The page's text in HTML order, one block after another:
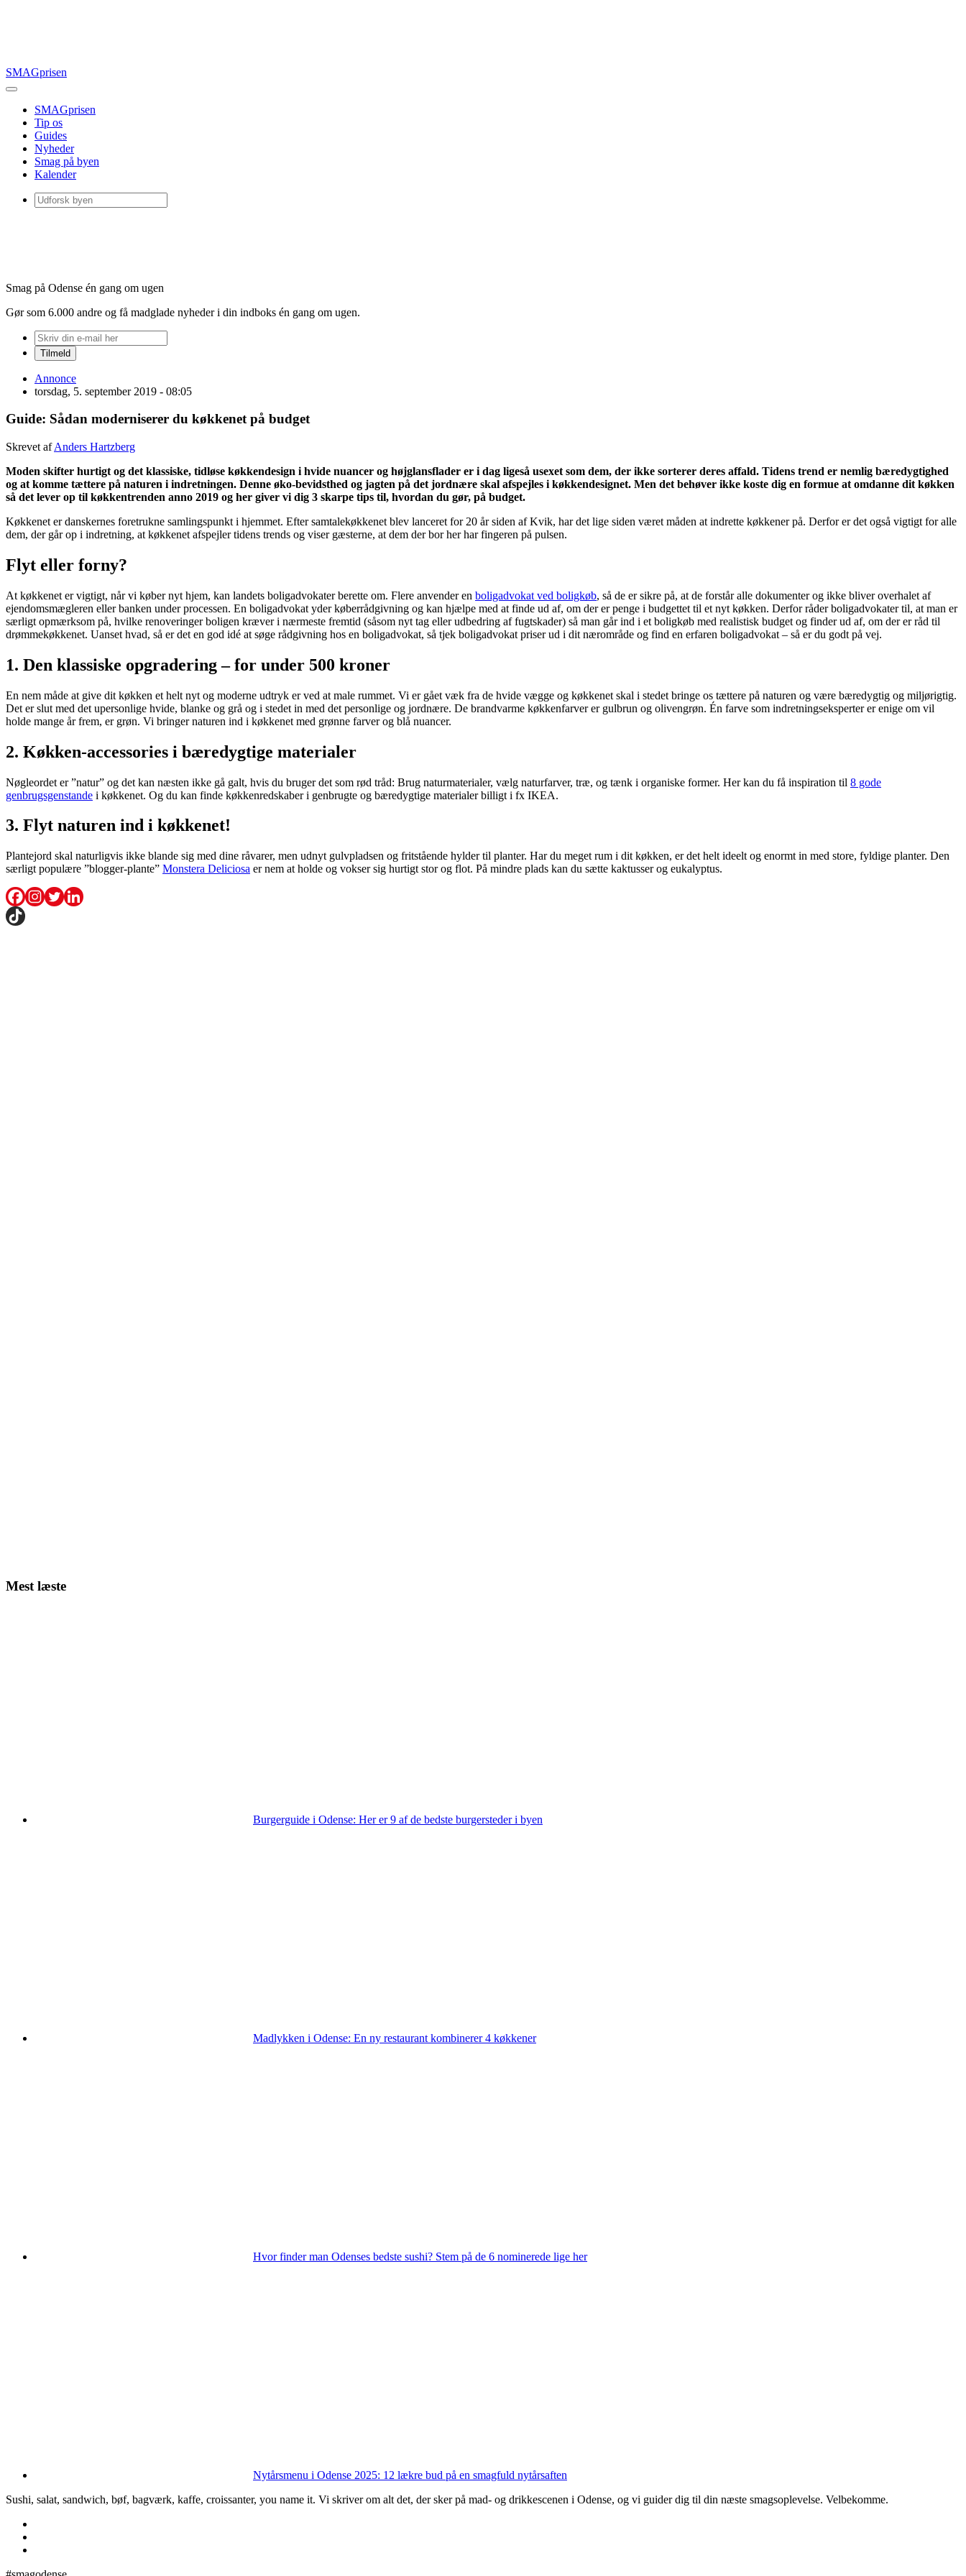
SMAGprisen
SMAGprisen
Tip os
Guides
Nyheder
Smag på byen
Kalender
Smag på Odense én gang om ugen
Gør som 6.000 andre og få madglade nyheder i din indboks én gang om ugen.
Annonce
torsdag, 5. september 2019 - 08:05
Guide: Sådan moderniserer du køkkenet på budget
Skrevet afAnders Hartzberg
Moden skifter hurtigt og det klassiske, tidløse køkkendesign i hvide nuancer og højglansflader er i dag ligeså usexet som dem, der ikke sorterer deres affald. Tidens trend er nemlig bæredygtighed
og at komme tættere på naturen i indretningen. Denne øko-bevidsthed og jagten på det jordnære skal afspejles i køkkendesignet. Men det behøver ikke koste dig en formue at omdanne dit køkken
så det lever op til køkkentrenden anno 2019 og her giver vi dig 3 skarpe tips til, hvordan du gør, på budget.
Køkkenet er danskernes foretrukne samlingspunkt i hjemmet. Efter samtalekøkkenet blev lanceret for 20 år siden af Kvik, har det lige siden været måden at indrette køkkener på. Derfor er det også vigtigt for alle
dem, der går op i indretning, at køkkenet afspejler tidens trends og viser gæsterne, at dem der bor her har fingeren på pulsen.
Flyt eller forny?
At køkkenet er vigtigt, når vi køber nyt hjem, kan landets boligadvokater berette om. Flere anvender en boligadvokat ved boligkøb, så de er sikre på, at de forstår alle dokumenter og ikke bliver overhalet af
ejendomsmægleren eller banken under processen. En boligadvokat yder køberrådgivning og kan hjælpe med at finde ud af, om der er penge i budgettet til et nyt køkken. Derfor råder boligadvokater til, at man er
særligt opmærksom på, hvilke renoveringer boligen kræver i nærmeste fremtid (såsom nyt tag eller udbedring af fugtskader) så man går ind i et boligkøb med realistisk budget og finder ud af, om der er råd til
drømmekøkkenet. Uanset hvad, så er det en god idé at søge rådgivning hos en boligadvokat, så tjek boligadvokat priser ud i dit nærområde og find en erfaren boligadvokat – så er du godt på vej.
1. Den klassiske opgradering – for under 500 kroner
En nem måde at give dit køkken et helt nyt og moderne udtryk er ved at male rummet. Vi er gået væk fra de hvide vægge og køkkenet skal i stedet bringe os tættere på naturen og være bæredygtig og miljørigtig.
Det er slut med det upersonlige hvide, blanke og grå og i stedet in med det personlige og jordnære. De brandvarme køkkenfarver er gulbrun og olivengrøn. Én farve som indretningseksperter er enige om vil
holde mange år frem, er grøn. Vi bringer naturen ind i køkkenet med grønne farver og blå nuancer.
2. Køkken-accessories i bæredygtige materialer
Nøgleordet er ”natur” og det kan næsten ikke gå galt, hvis du bruger det som rød tråd: Brug naturmaterialer, vælg naturfarver, træ, og tænk i organiske former. Her kan du få inspiration til 8 gode
genbrugsgenstande i køkkenet. Og du kan finde køkkenredskaber i genbrugte og bæredygtige materialer billigt i fx IKEA.
3. Flyt naturen ind i køkkenet!
Plantejord skal naturligvis ikke blande sig med dine råvarer, men udnyt gulvpladsen og fritstående hylder til planter. Har du meget rum i dit køkken, er det helt ideelt og enormt in med store, fyldige planter. Den
særligt populære ”blogger-plante” Monstera Deliciosa er nem at holde og vokser sig hurtigt stor og flot. På mindre plads kan du sætte kaktusser og eukalyptus.
Mest læste
Burgerguide i Odense: Her er 9 af de bedste burgersteder i byen
Madlykken i Odense: En ny restaurant kombinerer 4 køkkener
Hvor finder man Odenses bedste sushi? Stem på de 6 nominerede lige her
Nytårsmenu i Odense 2025: 12 lækre bud på en smagfuld nytårsaften
Sushi, salat, sandwich, bøf, bagværk, kaffe, croissanter, you name it. Vi skriver om alt det, der sker på mad- og drikkescenen i Odense, og vi guider dig til din næste smagsoplevelse. Velbekomme.